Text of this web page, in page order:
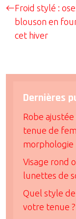
Froid stylé :
blouson en
cet hiver
Dernières
Robe
tenue de
morphologie
Visage rond
lunettes de
Quel style
votre tenue ?